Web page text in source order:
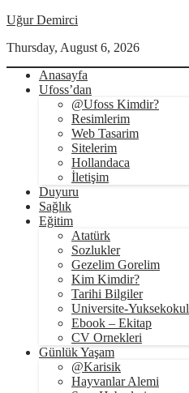
Uğur Demirci
Thursday, August 6, 2026
Anasayfa
Ufoss’dan
@Ufoss Kimdir?
Resimlerim
Web Tasarim
Sitelerim
Hollandaca
İletişim
Duyuru
Sağlık
Eğitim
Atatürk
Sozlukler
Gezelim Gorelim
Kim Kimdir?
Tarihi Bilgiler
Universite-Yuksekokul
Ebook – Ekitap
CV Ornekleri
Günlük Yaşam
@Karisik
Hayvanlar Alemi